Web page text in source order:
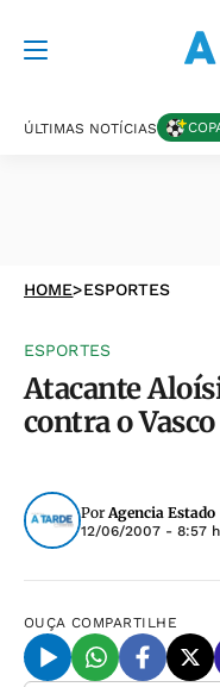
ÚLTIMAS NOTÍCIAS
HOME>ESPORTES
ESPORTES
Atacante
contra o Vasco
PorAgencia Estado
12/06/2007 - 8:57 h
OUÇA COMPARTILHE